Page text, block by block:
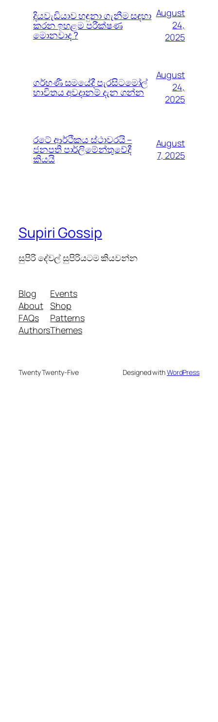
දියවැඩියාව හඳුනා ගැනීම සඳහා
කරන ඉහළම පරීක්ෂණ
මොනවාද ?
August
24,
2025
ගර්භණී සමයේදී පැරසිටමෝල්
භාවිතය අවදානම් දැන ගන්න
August
24,
2025
රටේ ආර්ථිකය ස්ථාවරයි –
ජනපති පාර්ලිමේන්තුවේදී
කියයි
August
7, 2025
Supiri Gossip
සුපිරි දේවල් සුපිරියටම කියවන්න
Blog
About
FAQs
Authors
Events
Shop
Patterns
Themes
Twenty Twenty-Five Designed withWordPress